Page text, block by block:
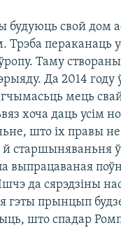
будуюць свой дом
Трэба пераканаць
Таму
Да 2014 году
мець
хоча даць усім
што іх правы
й старшыняваньня
выпрацаваная
да сярэдзіны
гэты прынцып
што спадар